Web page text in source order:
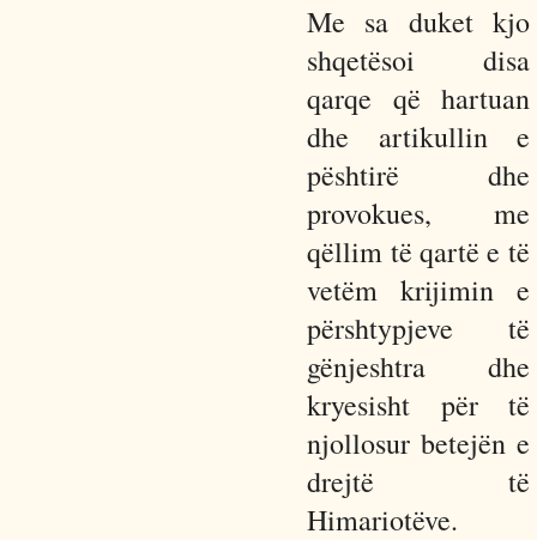
Me sa duket kjo
shqetësoi disa
qarqe që hartuan
dhe artikullin e
pështirë dhe
provokues, me
qëllim të qartë e të
vetëm krijimin e
përshtypjeve të
gënjeshtra dhe
kryesisht për të
njollosur betejën e
drejtë të
Himariotëve.